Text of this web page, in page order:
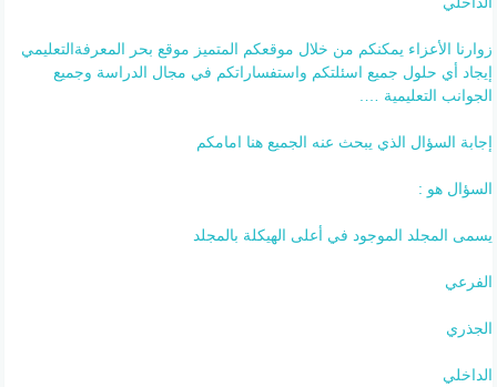
زوارنا الأعزاء يمكنكم من خلال موقعكم المتميز موقع بحر المعرفةالتعليمي
إيجاد أي حلول جميع اسئلتكم واستفساراتكم في مجال الدراسة وجميع
الجوانب التعليمية ….
إجابة السؤال الذي يبحث عنه الجميع هنا امامكم
السؤال هو :
يسمى المجلد الموجود في أعلى الهيكلة بالمجلد
الفرعي
الجذري
الداخلي